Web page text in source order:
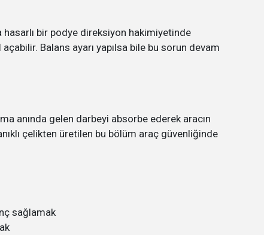
hasarlı bir podye direksiyon hakimiyetinde
Balans ayarı yapılsa bile bu sorun devam
anında gelen darbeyi absorbe ederek aracın
çelikten üretilen bu bölüm araç güvenliğinde
sağlamak